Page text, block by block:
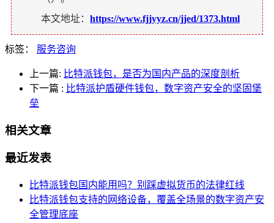
本文地址： https://www.fjjyyz.cn/jjed/1373.html
标签： 服务咨询
上一篇: 比特派钱包，是否为国内产品的深度剖析
下一篇 : 比特派护盾硬件钱包，数字资产安全的坚固堡
垒
相关文章
最近发表
比特派钱包国内能用吗？别踩虚拟货币的法律红线
比特派钱包支持的网络设备，覆盖全场景的数字资产安
全管理底座